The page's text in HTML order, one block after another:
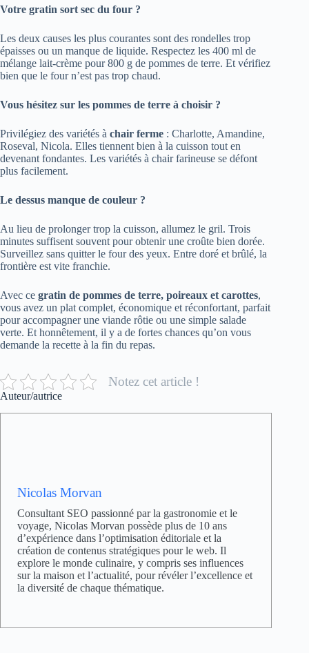
Votre gratin sort sec du four ?
Les deux causes les plus courantes sont des rondelles trop
épaisses ou un manque de liquide. Respectez les 400 ml de
mélange lait-crème pour 800 g de pommes de terre. Et vérifiez
bien que le four n’est pas trop chaud.
Vous hésitez sur les pommes de terre à choisir ?
Privilégiez des variétés à chair ferme : Charlotte, Amandine,
Roseval, Nicola. Elles tiennent bien à la cuisson tout en
devenant fondantes. Les variétés à chair farineuse se défont
plus facilement.
Le dessus manque de couleur ?
Au lieu de prolonger trop la cuisson, allumez le gril. Trois
minutes suffisent souvent pour obtenir une croûte bien dorée.
Surveillez sans quitter le four des yeux. Entre doré et brûlé, la
frontière est vite franchie.
Avec ce gratin de pommes de terre, poireaux et carottes,
vous avez un plat complet, économique et réconfortant, parfait
pour accompagner une viande rôtie ou une simple salade
verte. Et honnêtement, il y a de fortes chances qu’on vous
demande la recette à la fin du repas.
Notez cet article !
Auteur/autrice
Nicolas Morvan
Consultant SEO passionné par la gastronomie et le
voyage, Nicolas Morvan possède plus de 10 ans
d’expérience dans l’optimisation éditoriale et la
création de contenus stratégiques pour le web. Il
explore le monde culinaire, y compris ses influences
sur la maison et l’actualité, pour révéler l’excellence et
la diversité de chaque thématique.